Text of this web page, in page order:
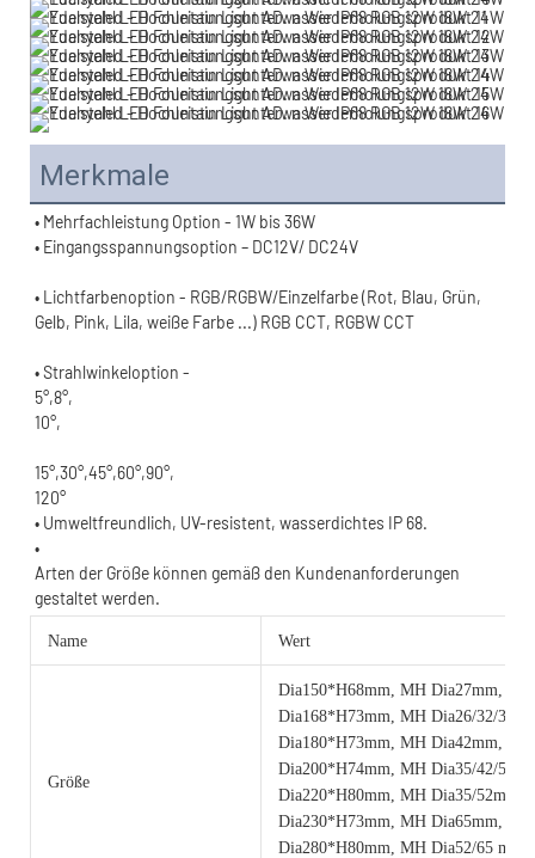
Merkmale
• Lichtfarbenoption - RGB/RGBW/Einzelfarbe (Rot, Blau, Grün,
120°
Arten der Größe können gemäß den Kundenanforderungen
Name Wert
Größe
Dia150*H68mm, MH Dia27mm, 6W
Dia168*H73mm, MH Dia26/32/
Dia180*H73mm, MH Dia42mm,
Dia200*H74mm, MH Dia35/42/
Dia220*H80mm, MH Dia35/52mm,
Dia230*H73mm, MH Dia65mm,
Dia280*H80mm, MH Dia52/65